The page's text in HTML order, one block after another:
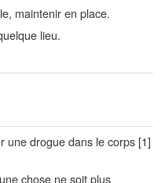
maintenir en place.
lieu.
une drogue dans le corps [1]
chose ne soit plus